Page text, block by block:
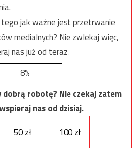
jak ważne jest przetrwanie
medialnych? Nie zwlekaj więc,
nas już od teraz.
8%
dobrą robotę? Nie czekaj zatem
nas od dzisiaj.
50 zł 100 zł